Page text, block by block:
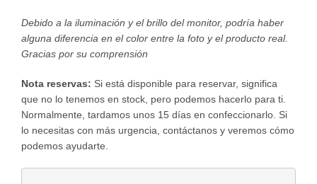
Debido a la iluminación y el brillo del monitor, podría haber
alguna diferencia en el color entre la foto y el producto real.
Gracias por su comprensión
Nota reservas: Si está disponible para reservar, significa
que no lo tenemos en stock, pero podemos hacerlo para ti.
Normalmente, tardamos unos 15 días en confeccionarlo. Si
lo necesitas con más urgencia, contáctanos y veremos cómo
podemos ayudarte.